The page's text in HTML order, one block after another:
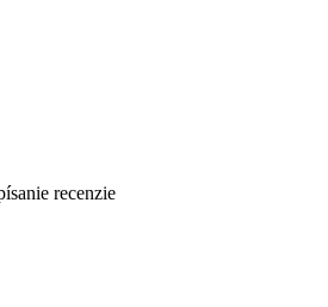
recenzie